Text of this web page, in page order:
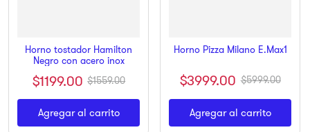
Horno tostador Hamilton
Negro con acero inox
$1199.00 $1559.00
Agregar al carrito
Horno Pizza Milano E.Max1
$3999.00 $5999.00
Agregar al carrito